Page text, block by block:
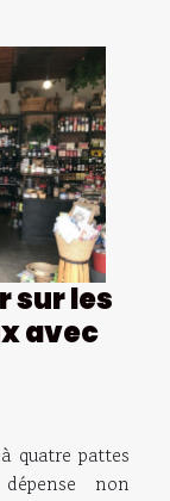
sur les
avec
quatre pattes
non